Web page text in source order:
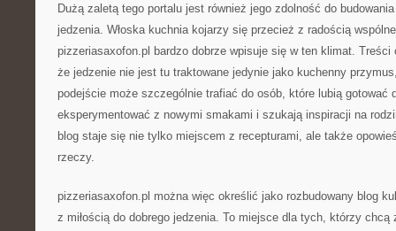
Dużą zaletą tego portalu jest również jego zdolność do budowania
jedzenia. Włoska kuchnia kojarzy się przecież z radością
pizzeriasaxofon.pl bardzo dobrze wpisuje się w ten klimat. Treści
że jedzenie nie jest tu traktowane jedynie jako kuchenny
podejście może szczególnie trafiać do osób, które lubią gotować
eksperymentować z nowymi smakami i szukają inspiracji na
blog staje się nie tylko miejscem z recepturami, ale także
rzeczy.
pizzeriasaxofon.pl można więc określić jako rozbudowany blog
z miłością do dobrego jedzenia. To miejsce dla tych, którzy chcą